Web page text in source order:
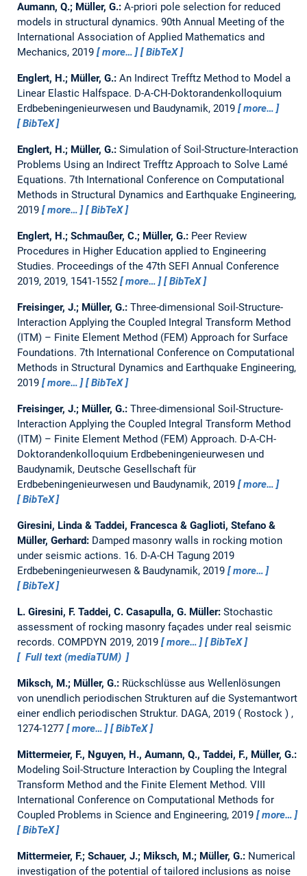
Aumann, Q.; Müller, G.: A-priori pole selection for reduced
models in structural dynamics. 90th Annual Meeting of the
International Association of Applied Mathematics and
Mechanics, 2019
more… BibTeX
Englert, H.; Müller, G.: An Indirect Trefftz Method to Model a
Linear Elastic Halfspace. D-A-CH-Doktorandenkolloquium
Erdbebeningenieurwesen und Baudynamik, 2019
more…
BibTeX
Englert, H.; Müller, G.: Simulation of Soil-Structure-Interaction
Problems Using an Indirect Trefftz Approach to Solve Lamé
Equations. 7th International Conference on Computational
Methods in Structural Dynamics and Earthquake Engineering,
2019
more… BibTeX
Englert, H.; Schmaußer, C.; Müller, G.: Peer Review
Procedures in Higher Education applied to Engineering
Studies. Proceedings of the 47th SEFI Annual Conference
2019, 2019, 1541-1552
more… BibTeX
Freisinger, J.; Müller, G.: Three-dimensional Soil-Structure-
Interaction Applying the Coupled Integral Transform Method
(ITM) – Finite Element Method (FEM) Approach for Surface
Foundations. 7th International Conference on Computational
Methods in Structural Dynamics and Earthquake Engineering,
2019
more… BibTeX
Freisinger, J.; Müller, G.: Three-dimensional Soil-Structure-
Interaction Applying the Coupled Integral Transform Method
(ITM) – Finite Element Method (FEM) Approach. D-A-CH-
Doktorandenkolloquium Erdbebeningenieurwesen und
Baudynamik, Deutsche Gesellschaft für
Erdbebeningenieurwesen und Baudynamik, 2019
more…
BibTeX
Giresini, Linda & Taddei, Francesca & Gaglioti, Stefano &
Müller, Gerhard: Damped masonry walls in rocking motion
under seismic actions. 16. D-A-CH Tagung 2019
Erdbebeningenieurwesen & Baudynamik, 2019
more…
BibTeX
L. Giresini, F. Taddei, C. Casapulla, G. Müller: Stochastic
assessment of rocking masonry façades under real seismic
records. COMPDYN 2019, 2019 more…
BibTeX
Full text (mediaTUM)
Miksch, M.; Müller, G.: Rückschlüsse aus Wellenlösungen
von unendlich periodischen Strukturen auf die Systemantwort
einer endlich periodischen Struktur. DAGA, 2019 Rostock
,
1274-1277
more… BibTeX
Mittermeier, F., Nguyen, H., Aumann, Q., Taddei, F., Müller, G.:
Modeling Soil-Structure Interaction by Coupling the Integral
Transform Method and the Finite Element Method. VIII
International Conference on Computational Methods for
Coupled Problems in Science and Engineering, 2019
more…
BibTeX
Mittermeier, F.; Schauer, J.; Miksch, M.; Müller, G.: Numerical
investigation of the potential of tailored inclusions as noise